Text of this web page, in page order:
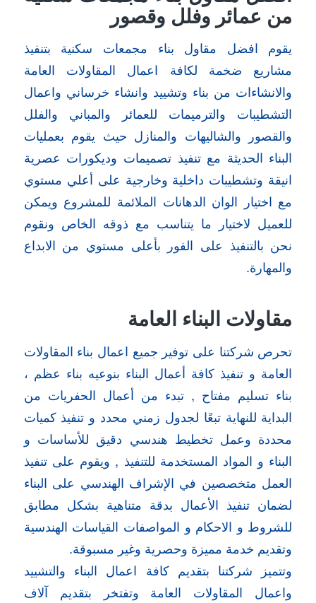
من عمائر وفلل وقصور
يقوم افضل مقاول بناء مجمعات سكنية بتنفيذ
مشاريع ضخمة لكافة اعمال المقاولات العامة
والانشاءات من بناء وتشييد وانشاء خرساني واعمال
التشطيبات والترميمات للعمائر والمباني والفلل
والقصور والشاليهات والمنازل حيث يقوم بعمليات
البناء الحديثة مع تنفيذ تصميمات وديكورات عصرية
انيقة وتشطيبات داخلية وخارجية على أعلي مستوي
مع اختيار الوان الدهانات الملائمة للمشروع ويمكن
للعميل لاختيار ما يتناسب مع ذوقه الخاص ونقوم
نحن بالتنفيذ على الفور بأعلى مستوي من الابداع
والمهارة.
مقاولات البناء العامة
تحرص شركتنا على توفير جميع اعمال بناء المقاولات
العامة و تنفيذ كافة أعمال البناء بنوعيه بناء عظم ،
بناء تسليم مفتاح , تبدء من أعمال الحفريات من
البداية للنهاية تبعًا لجدول زمني محدد و تنفيذ كميات
محددة وعمل تخطيط هندسي دقيق للأساسات و
البناء و المواد المستخدمة للتنفيذ , ويقوم على تنفيذ
العمل متخصصين في الإشراف الهندسي على البناء
لضمان تنفيذ الأعمال بدقة متناهية بشكل مطابق
للشروط و الاحكام و المواصفات القياسات الهندسية
وتقديم خدمة مميزة وحصرية وغير مسبوقة.
وتتميز شركتنا بتقديم كافة اعمال البناء والتشييد
واعمال المقاولات العامة وتفتخر بتقديم آلاف